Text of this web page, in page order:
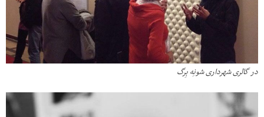
در گالری شهرداری شونِه بِرگ